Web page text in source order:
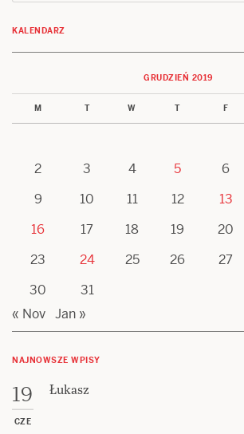
KALENDARZ
GRUDZIEŃ 2019
M T W T F
2
3 4 5 6
9
10 11 12 13
16
17 18 19 20
23
24 25 26 27
30
31
« Nov Jan »
NAJNOWSZE WPISY
19
CZE
Łukasz